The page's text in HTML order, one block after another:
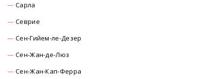
Сарла
Севрие
Сен-Гийем-ле-Дезер
Сен-Жан-де-Люз
Сен-Жан-Кап-Ферра